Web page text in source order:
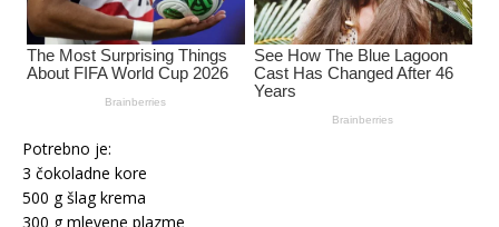
Potrebno je:
3 čokoladne kore
500 g šlag krema
300 g mlevene plazme